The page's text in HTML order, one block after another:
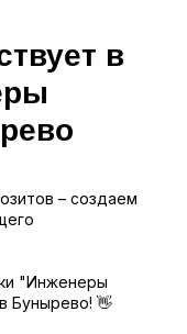
в
– создаем
"Инженеры
Бунырево! 👋